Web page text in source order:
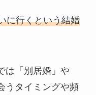
に行くという結婚
は「別居婚」や
うタイミングや頻